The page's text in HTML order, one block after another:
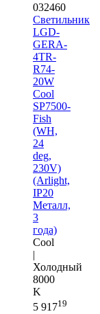
032460
Светильник
LGD-
GERA-
4TR-
R74-
20W
Cool
SP7500-
Fish
(WH,
24
deg,
230V)
(Arlight,
IP20
Металл,
3
года)
Cool
|
Холодный
8000
K
5 91719